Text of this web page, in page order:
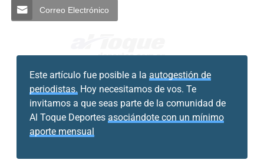
Correo Electrónico
Este artículo fue posible a la autogestión de
periodistas. Hoy necesitamos de vos. Te
invitamos a que seas parte de la comunidad de
Al Toque Deportes asociándote con un mínimo
aporte mensual